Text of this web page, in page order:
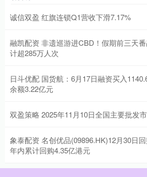
诚信双盈 红旗连锁Q1营收下滑7.17%
融凯配资 非遗巡游进CBD！假期前三天
计超285万人次
日斗优配 国货航：6月17日融资买入
余额3.22亿元
双盈策略 2025年11月10日全国主要批发
象泰配资 名创优品(09896.HK)12月30日回
年内累计回购4.35亿港元